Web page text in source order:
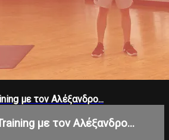
με τον Αλέξανδρο...
με τον Αλέξανδρο...